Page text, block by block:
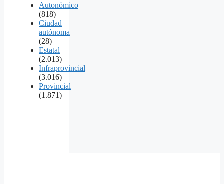
Autonómico
(818)
Ciudad
autónoma
(28)
Estatal
(2.013)
Infraprovincial
(3.016)
Provincial
(1.871)